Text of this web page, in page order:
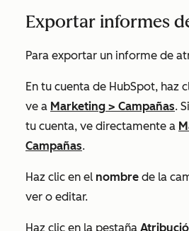
Exportar informes
Para exportar un informe de
En tu cuenta de HubSpot, haz
ve a Marketing > Campañas. Si
tu cuenta, ve directamente a
Campañas.
Haz clic en el nombre de la
ver o editar.
Haz clic en la pestaña